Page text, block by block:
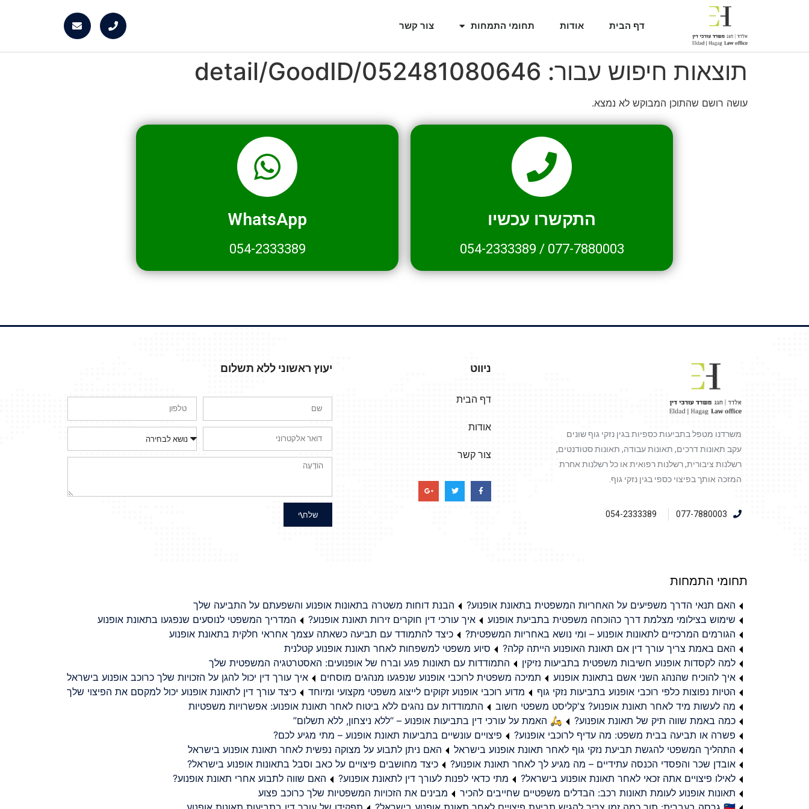
דף הבית אודות תחומי התמחות צור קשר
תוצאות חיפוש עבור: detail/GoodID/052481080646
עושה רושם שהתוכן המבוקש לא נמצא.
התקשרו עכשיו
077-7880003
/
054-2333389
WhatsApp
054-2333389
משרדנו מטפל בתביעות כספיות בגין נזקי גוף שונים
עקב תאונות דרכים, תאונות עבודה, תאונות סטודנטים,
רשלנות ציבורית, רשלנות רפואית או כל רשלנות אחרת
המזכה אותך בפיצוי כספי בגין נזקי גוף.
077-7880003
054-2333389
ניווט
דף הבית
אודות
צור קשר
יעוץ ראשוני ללא תשלום
שלח\י
תחומי התמחות
האם תנאי הדרך משפיעים על האחריות המשפטית בתאונת אופנוע?
הבנת דוחות משטרה בתאונות אופנוע והשפעתם על התביעה שלך
שימוש בצילומי מצלמת דרך כהוכחה משפטית בתביעת אופנוע
איך עורכי דין חוקרים זירות תאונת אופנוע?
המדריך המשפטי לנוסעים שנפגעו בתאונת אופנוע
הגורמים המרכזיים לתאונות אופנוע – ומי נושא באחריות המשפטית?
כיצד להתמודד עם תביעה כשאתה עצמך אחראי חלקית בתאונת אופנוע
האם באמת צריך עורך דין אם תאונת האופנוע הייתה קלה?
סיוע משפטי למשפחות לאחר תאונת אופנוע קטלנית
למה לקסדות אופנוע חשיבות משפטית בתביעות נזיקין
התמודדות עם תאונות פגע וברח של אופנועים: האסטרטגיה המשפטית שלך
איך להוכיח שהנהג השני אשם בתאונת אופנוע
תמיכה משפטית לרוכבי אופנוע שנפגעו מנהגים מוסחים
איך עורך דין יכול להגן על הזכויות שלך כרוכב אופנוע בישראל
הטיות נפוצות כלפי רוכבי אופנוע בתביעות נזקי גוף
מדוע רוכבי אופנוע זקוקים לייצוג משפטי מקצועי ומיוחד
כיצד עורך דין לתאונת אופנוע יכול למקסם את הפיצוי שלך
מה לעשות מיד לאחר תאונת אופנוע? צ'קליסט משפטי חשוב
התמודדות עם נהגים ללא ביטוח לאחר תאונת אופנוע: אפשרויות משפטיות
כמה באמת שווה תיק של תאונת אופנוע?
🛵 האמת על עורכי דין בתביעות אופנוע – “ללא ניצחון, ללא תשלום”
פשרה או תביעה בבית משפט: מה עדיף לרוכבי אופנוע?
פיצויים עונשיים בתביעות תאונת אופנוע – מתי מגיע לכם?
התהליך המשפטי להגשת תביעת נזקי גוף לאחר תאונת אופנוע בישראל
האם ניתן לתבוע על מצוקה נפשית לאחר תאונת אופנוע בישראל
אובדן שכר והפסדי הכנסה עתידיים – מה מגיע לך לאחר תאונת אופנוע?
כיצד מחושבים פיצויים על כאב וסבל בתאונות אופנוע בישראל?
לאילו פיצויים אתה זכאי לאחר תאונת אופנוע בישראל?
מתי כדאי לפנות לעורך דין לתאונת אופנוע?
האם שווה לתבוע אחרי תאונת אופנוע?
תאונות אופנוע לעומת תאונות רכב: הבדלים משפטיים שחייבים להכיר
מבינים את הזכויות המשפטיות שלך כרוכב פצוע